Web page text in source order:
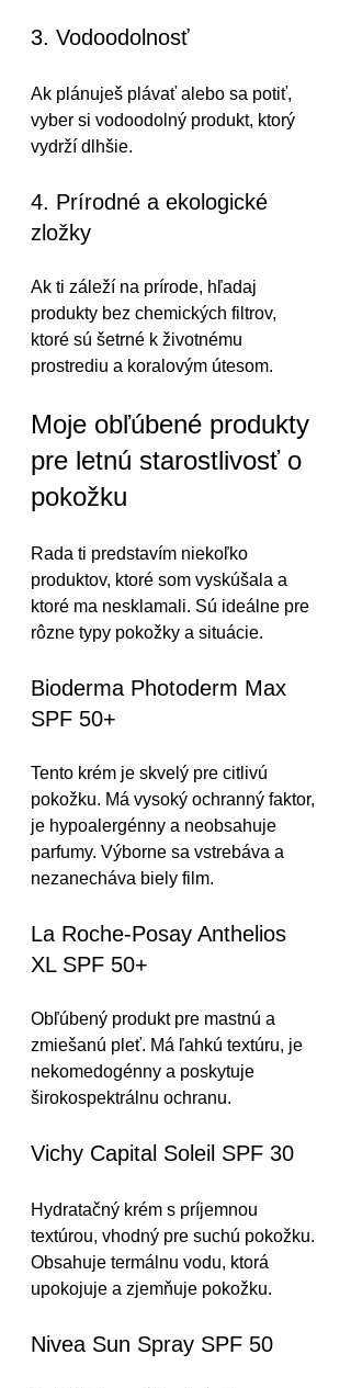
3. Vodoodolnosť
Ak plánuješ plávať alebo sa potiť,
vyber si vodoodolný produkt, ktorý
vydrží dlhšie.
4. Prírodné a ekologické
zložky
Ak ti záleží na prírode, hľadaj
produkty bez chemických filtrov,
ktoré sú šetrné k životnému
prostrediu a koralovým útesom.
Moje obľúbené produkty
pre letnú starostlivosť o
pokožku
Rada ti predstavím niekoľko
produktov, ktoré som vyskúšala a
ktoré ma nesklamali. Sú ideálne pre
rôzne typy pokožky a situácie.
Bioderma Photoderm Max
SPF 50+
Tento krém je skvelý pre citlivú
pokožku. Má vysoký ochranný faktor,
je hypoalergénny a neobsahuje
parfumy. Výborne sa vstrebáva a
nezanecháva biely film.
La Roche-Posay Anthelios
XL SPF 50+
Obľúbený produkt pre mastnú a
zmiešanú pleť. Má ľahkú textúru, je
nekomedogénny a poskytuje
širokospektrálnu ochranu.
Vichy Capital Soleil SPF 30
Hydratačný krém s príjemnou
textúrou, vhodný pre suchú pokožku.
Obsahuje termálnu vodu, ktorá
upokojuje a zjemňuje pokožku.
Nivea Sun Spray SPF 50